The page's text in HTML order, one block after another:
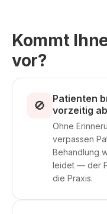
Kommt
vor?
🚫
Patienten
vorzeitig ab
Ohne
verpassen
Behandlung
leidet — der
die Praxis.